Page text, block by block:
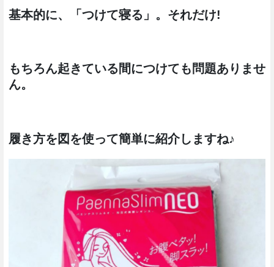
基本的に、「つけて寝る」。それだけ!
もちろん起きている間につけても問題ありませ
ん。
履き方を図を使って簡単に紹介しますね♪